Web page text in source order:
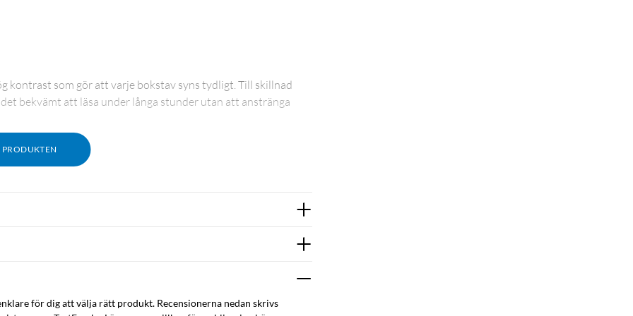
PRODUKTEN
kontrast som gör att varje bokstav syns tydligt. Till skillnad
bekvämt att läsa under långa stunder utan att anstränga
Storytel, Biblio, Kindle och Kobo. Den inbyggda läsaren
och AZW3.
anteckningar direkt på sidan och skriva i den inbyggda
för dig att välja rätt produkt. Recensionerna nedan skrivs